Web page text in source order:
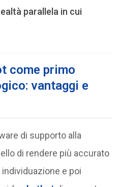
parallela in cui
come primo
vantaggi e
di supporto alla
di rendere più accurato
e poi